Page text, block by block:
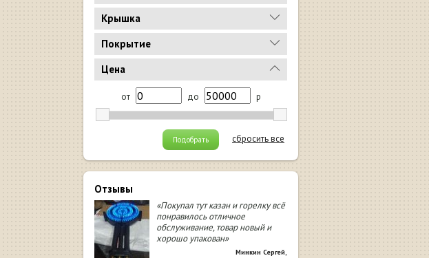
Крышка
Покрытие
Цена
от до р
сбросить все
Подобрать
Отзывы
«Покупал тут казан и горелку всё
понравилось отличное
обслуживание, товар новый и
хорошо упакован»
Минкин Сергей,